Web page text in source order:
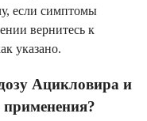
если симптомы
вернитесь к
указано.
Ацикловира и
применения?